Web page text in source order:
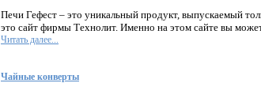
Печи Гефест – это уникальный продукт, выпускаемый
это сайт фирмы Технолит. Именно на этом сайте вы
Читать далее...
Чайные конверты